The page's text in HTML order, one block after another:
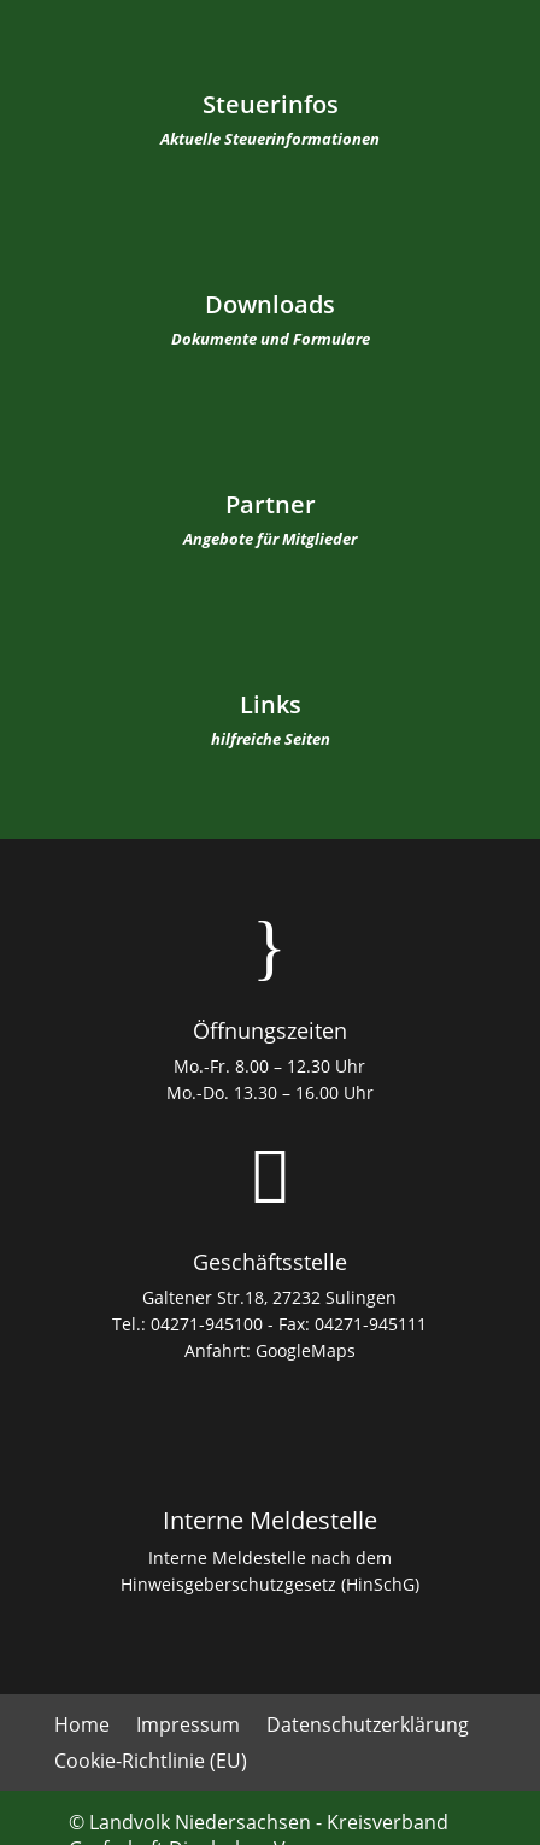
Steuerinfos
Aktuelle Steuerinformationen
Downloads
Dokumente und Formulare
Partner
Angebote für Mitglieder
Links
hilfreiche Seiten
}
Öffnungszeiten
Mo.-Fr. 8.00 – 12.30 Uhr
Mo.-Do. 13.30 – 16.00 Uhr

Geschäftsstelle
Galtener Str.18, 27232 Sulingen
Tel.: 04271-945100 - Fax: 04271-945111
Anfahrt: GoogleMaps
Interne Meldestelle
Interne Meldestelle nach dem
Hinweisgeberschutzgesetz (HinSchG)
Home Impressum
Datenschutzerklärung
Cookie-Richtlinie (EU)
© Landvolk Niedersachsen - Kreisverband